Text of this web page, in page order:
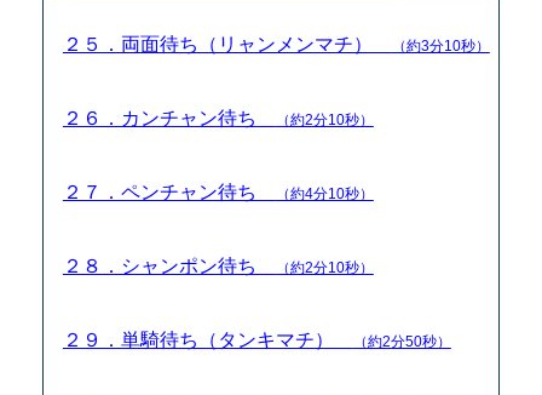
２５．両面待ち（リャンメンマチ） （約3分10秒）
２６．カンチャン待ち （約2分10秒）
２７．ペンチャン待ち （約4分10秒）
２８．シャンポン待ち （約2分10秒）
２９．単騎待ち（タンキマチ） （約2分50秒）